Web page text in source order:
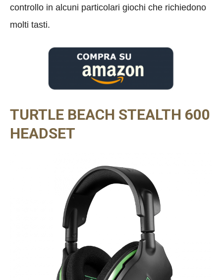
controllo in alcuni particolari giochi che richiedono
molti tasti.
TURTLE BEACH STEALTH 600
HEADSET